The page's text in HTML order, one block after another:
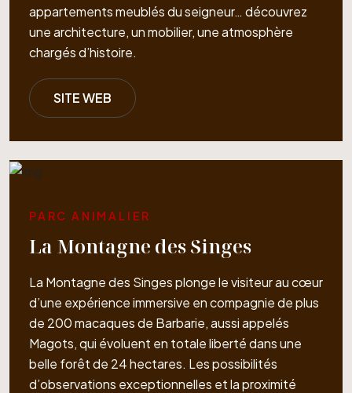
appartements meublés du seigneur… découvrez
une architecture, un mobilier, une atmos­phère
chargés d’histoire.
SITE WEB
PARC ANIMALIER
La Montagne des Singes
La Montagne des Singes plonge le visiteur au cœur
d’une expérience immersive en compagnie de plus
de 200 macaques de Barbarie, aussi appelés
Magots, qui évoluent en totale liberté dans une
belle forêt de 24 hectares. Les possibilités
d’observations exceptionnelles et la proximité